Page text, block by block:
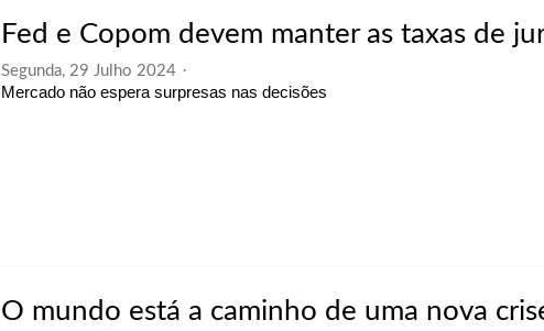
Fed e Copom devem manter as taxas de
Segunda, 29 Julho 2024
Mercado não espera surpresas nas decisões
O mundo está a caminho de uma nova